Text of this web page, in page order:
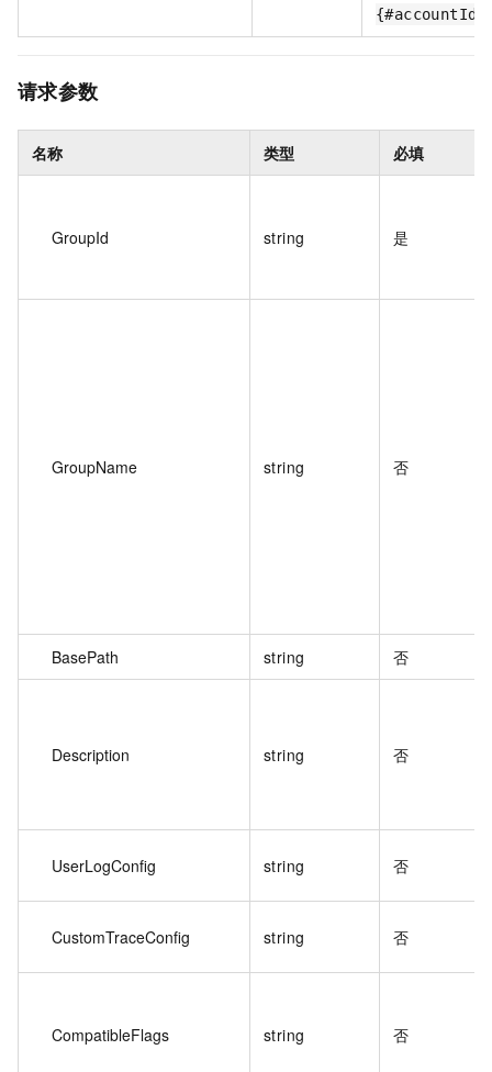
请求参数
名称 类型 必填
GroupId string 是
GroupName string 否
BasePath string 否
Description string 否
UserLogConfig string 否
CustomTraceConfig string 否
CompatibleFlags string 否